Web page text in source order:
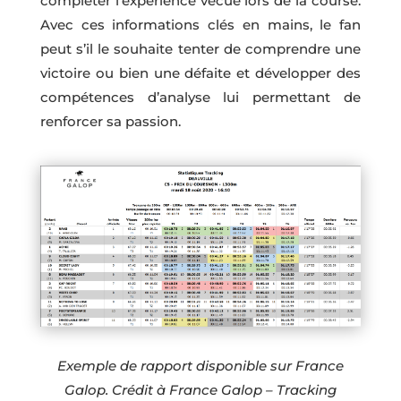
Avec ces informations clés en mains, le fan
peut s’il le souhaite tenter de comprendre une
victoire ou bien une défaite et développer des
compétences d’analyse lui permettant de
renforcer sa passion.
Exemple de rapport disponible sur France
Galop. Crédit à France Galop – Tracking